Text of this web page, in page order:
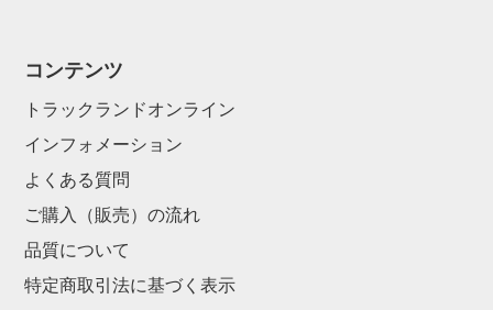
コンテンツ
トラックランドオンライン
インフォメーション
よくある質問
ご購入（販売）の流れ
品質について
特定商取引法に基づく表示